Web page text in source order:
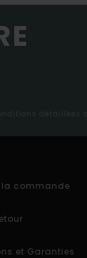
détaillées
commande
et Garanties